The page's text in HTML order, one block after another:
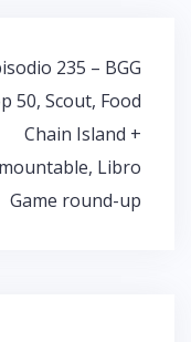
235 – BGG
50, Scout, Food
Chain Island +
Libro
Game round-up